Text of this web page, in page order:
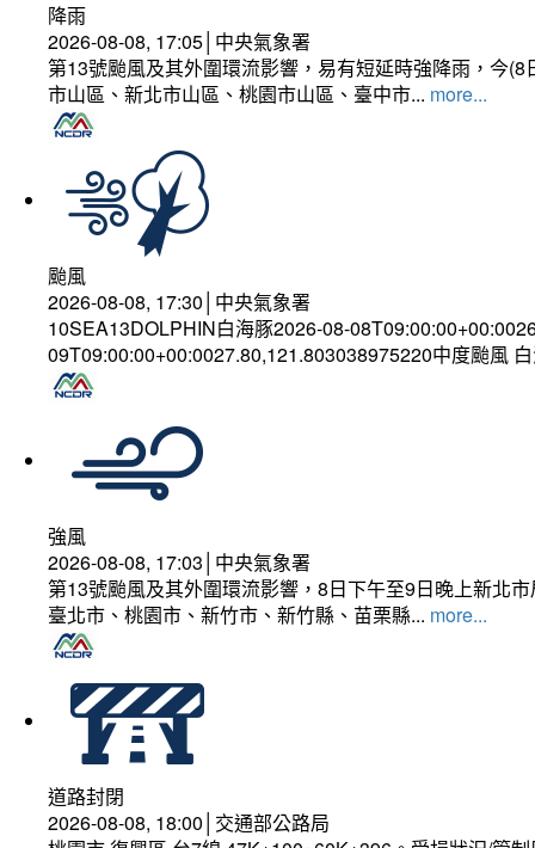
降雨
2026-08-08, 17:05│中央氣象署
第13號颱風及其外圍環流影響，易有短延時強降雨，今
市山區、新北市山區、桃園市山區、臺中市... more...
颱風
2026-08-08, 17:30│中央氣象署
10SEA13DOLPHIN白海豚2026-08-
09T09:00:00+00:0027.80,121.803038975220中度颱風
強風
2026-08-08, 17:03│中央氣象署
第13號颱風及其外圍環流影響，8日下午至9日晚上新北
臺北市、桃園市、新竹市、新竹縣、苗栗縣... more...
道路封閉
2026-08-08, 18:00│交通部公路局